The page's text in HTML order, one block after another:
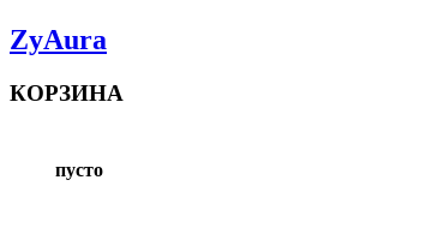
ZyAura
КОРЗИНА
пусто